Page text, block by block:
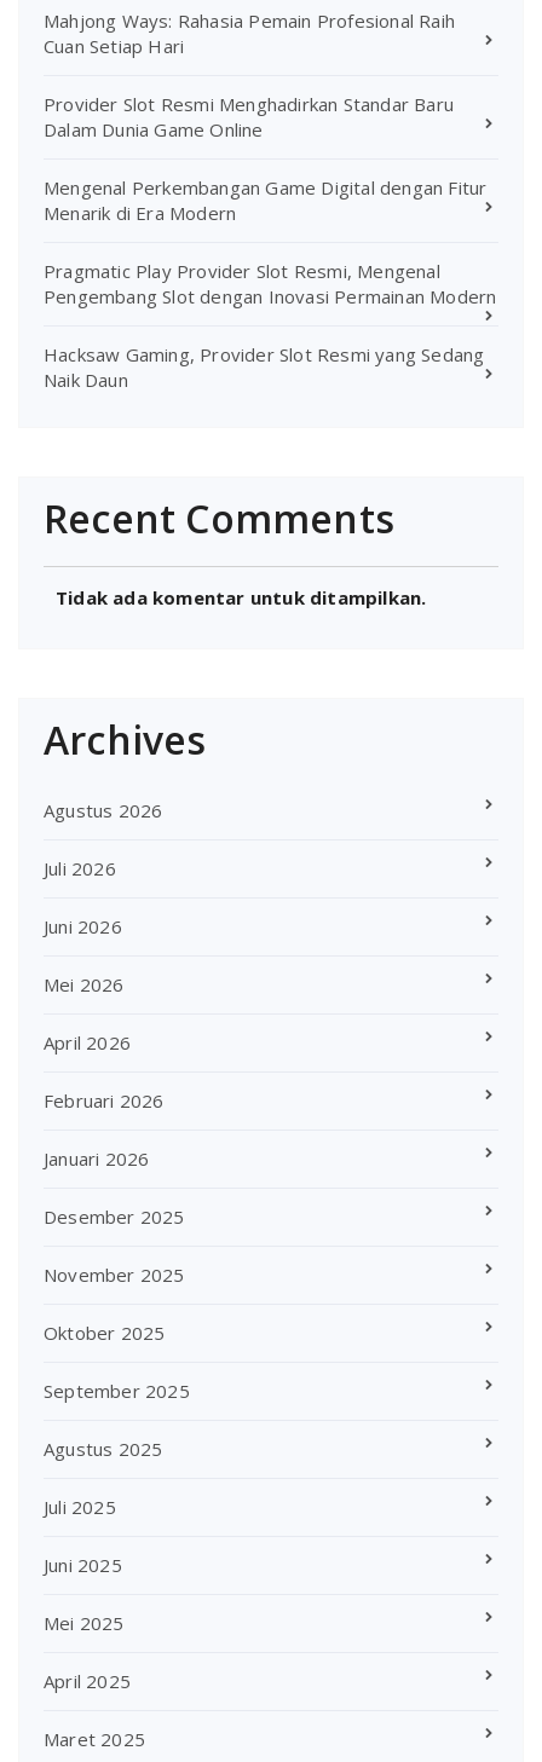
Mahjong Ways: Rahasia Pemain Profesional Raih
Cuan Setiap Hari
Provider Slot Resmi Menghadirkan Standar Baru
Dalam Dunia Game Online
Mengenal Perkembangan Game Digital dengan Fitur
Menarik di Era Modern
Pragmatic Play Provider Slot Resmi, Mengenal
Pengembang Slot dengan Inovasi Permainan Modern
Hacksaw Gaming, Provider Slot Resmi yang Sedang
Naik Daun
Recent Comments
Tidak ada komentar untuk ditampilkan.
Archives
Agustus 2026
Juli 2026
Juni 2026
Mei 2026
April 2026
Februari 2026
Januari 2026
Desember 2025
November 2025
Oktober 2025
September 2025
Agustus 2025
Juli 2025
Juni 2025
Mei 2025
April 2025
Maret 2025